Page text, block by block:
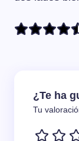
¿Te ha
Tu